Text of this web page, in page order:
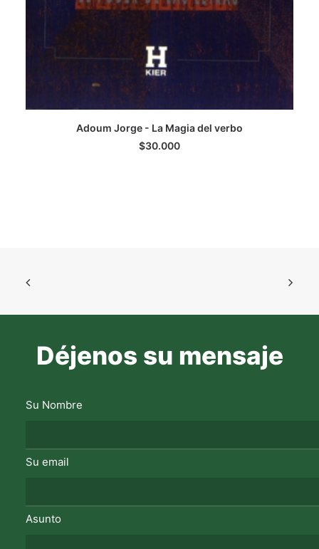
Adoum Jorge - La Magia del verbo
$30.000
Déjenos su mensaje
Su Nombre
Su email
Asunto